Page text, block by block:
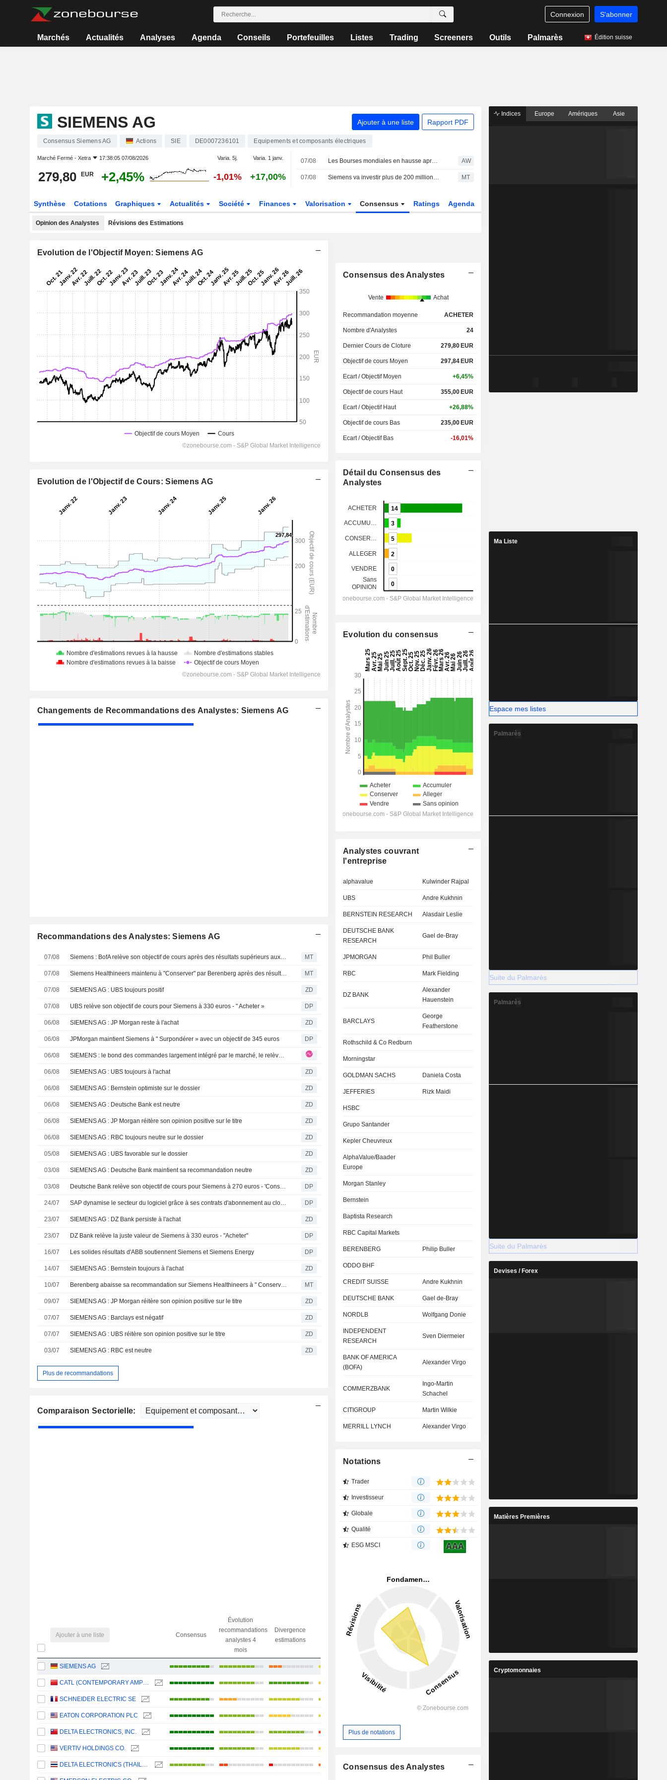
Connexion S'abonner
Marchés Actualités Analyses Agenda Conseils Portefeuilles Listes Trading Screeners Outils Palmarès Édition suisse
SIEMENS AG Ajouter à une liste Rapport PDF
Consensus Siemens AG Actions SIE DE0007236101 Equipements et composants électriques
Marché Fermé - Xetra 17:38:05 07/08/2026 Varia. 5j. Varia. 1 janv.
279,80 EUR +2,45% -1,01% +17,00%
07/08 Les Bourses mondiales en hausse après l'emploi américain, records en Europe AW
07/08 Siemens va investir plus de 200 millions de dollars aux États-Unis dans des équipements pour centres de données IA MT
Synthèse Cotations Graphiques Actualités Société Finances Valorisation Consensus Ratings Agenda
Opinion des Analystes Révisions des Estimations
Evolution de l'Objectif Moyen: Siemens AG
Evolution de l'Objectif de Cours: Siemens AG
Changements de Recommandations des Analystes: Siemens AG
Recommandations des Analystes: Siemens AG
07/08 Siemens : BofA relève son objectif de cours après des résultats supérieurs aux attentes au troisième trimestre et des perspectives relevées pour 2026 MT
07/08 Siemens Healthineers maintenu à "Conserver" par Berenberg après des résultats "mixtes" au troisième trimestre MT
07/08 SIEMENS AG : UBS toujours positif ZD
07/08 UBS relève son objectif de cours pour Siemens à 330 euros - " Acheter » DP
06/08 SIEMENS AG : JP Morgan reste à l'achat ZD
06/08 JPMorgan maintient Siemens à " Surpondérer » avec un objectif de 345 euros DP
06/08 SIEMENS : le bond des commandes largement intégré par le marché, le relèvement des perspectives jugé insuffisant pour soutenir les valorisations actuelles
06/08 SIEMENS AG : UBS toujours à l'achat ZD
06/08 SIEMENS AG : Bernstein optimiste sur le dossier ZD
06/08 SIEMENS AG : Deutsche Bank est neutre ZD
06/08 SIEMENS AG : JP Morgan réitère son opinion positive sur le titre ZD
06/08 SIEMENS AG : RBC toujours neutre sur le dossier ZD
05/08 SIEMENS AG : UBS favorable sur le dossier ZD
03/08 SIEMENS AG : Deutsche Bank maintient sa recommandation neutre ZD
03/08 Deutsche Bank relève son objectif de cours pour Siemens à 270 euros - 'Conserver' DP
24/07 SAP dynamise le secteur du logiciel grâce à ses contrats d'abonnement au cloud DP
23/07 SIEMENS AG : DZ Bank persiste à l'achat ZD
23/07 DZ Bank relève la juste valeur de Siemens à 330 euros - "Acheter" DP
16/07 Les solides résultats d'ABB soutiennent Siemens et Siemens Energy DP
14/07 SIEMENS AG : Bernstein toujours à l'achat ZD
10/07 Berenberg abaisse sa recommandation sur Siemens Healthineers à " Conserver » face à l'absence de catalyseurs MT
09/07 SIEMENS AG : JP Morgan réitère son opinion positive sur le titre ZD
07/07 SIEMENS AG : Barclays est négatif ZD
07/07 SIEMENS AG : UBS réitère son opinion positive sur le titre ZD
03/07 SIEMENS AG : RBC est neutre ZD
Plus de recommandations
Comparaison Sectorielle:
Ajouter à une liste Consensus
Évolution
recommandations
analystes 4
mois
Divergence
estimations
Divergence
objectif
Ecart obj.
SIEMENS AG
CATL (CONTEMPORARY AMPEREX TECHNOLOGY) +45,38%
SCHNEIDER ELECTRIC SE
EATON CORPORATION PLC
DELTA ELECTRONICS, INC. +47,88%
VERTIV HOLDINGS CO.
DELTA ELECTRONICS (THAILAND) +27,3%
Consensus des Analystes
Vente Achat
Recommandation moyenne ACHETER
Nombre d'Analystes 24
Dernier Cours de Cloture 279,80 EUR
Objectif de cours Moyen 297,84 EUR
Ecart / Objectif Moyen +6,45%
Objectif de cours Haut 355,00 EUR
Ecart / Objectif Haut +26,88%
Objectif de cours Bas 235,00 EUR
Ecart / Objectif Bas -16,01%
Détail du Consensus des
Analystes
Evolution du consensus
Analystes couvrant
l'entreprise
alphavalue Kulwinder Rajpal
UBS Andre Kukhnin
BERNSTEIN RESEARCH Alasdair Leslie
DEUTSCHE BANK
RESEARCH
Gael de-Bray
JPMORGAN Phil Buller
RBC Mark Fielding
DZ BANK
Alexander
Hauenstein
BARCLAYS
George
Featherstone
Rothschild & Co Redburn
Morningstar
GOLDMAN SACHS Daniela Costa
JEFFERIES Rizk Maidi
HSBC
Grupo Santander
Kepler Cheuvreux
AlphaValue/Baader
Europe
Morgan Stanley
Bernstein
Baptista Research
RBC Capital Markets
BERENBERG Philip Buller
ODDO BHF
CREDIT SUISSE Andre Kukhnin
DEUTSCHE BANK Gael de-Bray
NORDLB Wolfgang Donie
INDEPENDENT
RESEARCH
Sven Diermeier
BANK OF AMERICA
(BOFA)
Alexander Virgo
COMMERZBANK
Ingo-Martin
Schachel
CITIGROUP Martin Wilkie
MERRILL LYNCH Alexander Virgo
Notations
Trader
Investisseur
Globale
Qualité
ESG MSCI AAA
Plus de notations
Consensus des Analystes
Indices Europe Amériques Asie
Ma Liste
Espace mes listes
Palmarès
Suite du Palmarès
Palmarès
Suite du Palmarès
Devises / Forex
Matières Premières
Cryptomonnaies